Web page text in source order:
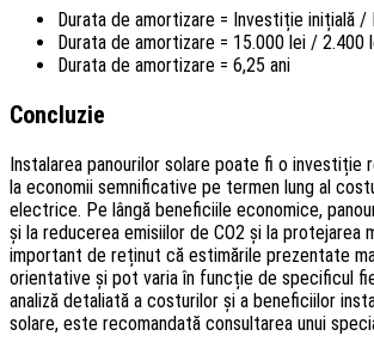
Durata de amortizare = Investiție inițială /
Durata de amortizare = 15.000 lei / 2.400
Durata de amortizare = 6,25 ani
Concluzie
Instalarea panourilor solare poate fi o investiție
la economii semnificative pe termen lung al
electrice. Pe lângă beneficiile economice,
și la reducerea emisiilor de CO2 și la protejarea
important de reținut că estimările prezentate
orientative și pot varia în funcție de specificul
analiză detaliată a costurilor și a beneficiilor
solare, este recomandată consultarea unui